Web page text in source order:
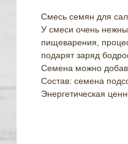
Смесь семян для
У смеси очень
пищеварения,
подарят заряд
Семена можно
Состав: семена
Энергетическая